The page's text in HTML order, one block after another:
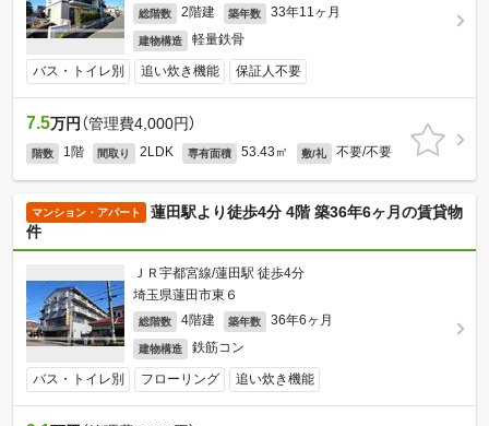
総階数 2階建 築年数 33年11ヶ月
建物構造 軽量鉄骨
バス・トイレ別 追い炊き機能 保証人不要
7.5万円 （管理費4,000円）
階数 1階 間取り 2LDK 専有面積 53.43㎡ 敷/礼 不要/不要
マンション・アパート
蓮田駅より徒歩4分 4階 築36年6ヶ月の賃貸物
件
ＪＲ宇都宮線/蓮田駅 徒歩4分
埼玉県蓮田市東６
総階数 4階建 築年数 36年6ヶ月
建物構造 鉄筋コン
バス・トイレ別 フローリング 追い炊き機能